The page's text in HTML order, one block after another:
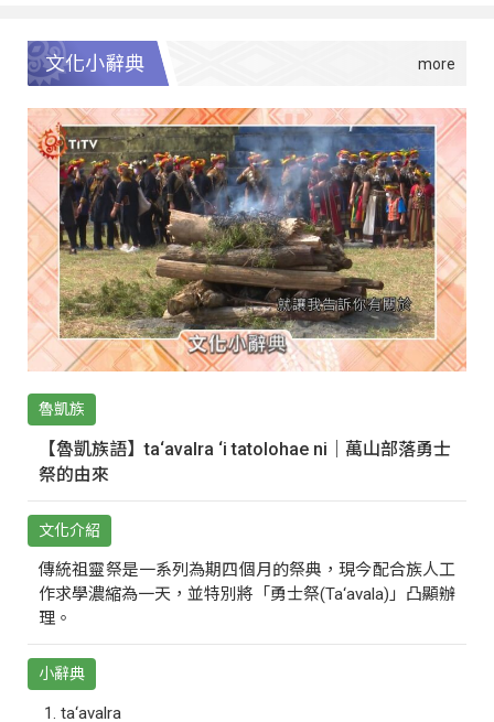
文化小辭典
魯凱族
【魯凱族語】ta‘avalra ‘i tatolohae ni｜萬山部落勇士
祭的由來
文化介紹
傳統祖靈祭是一系列為期四個月的祭典，現今配合族人工
作求學濃縮為一天，並特別將「勇士祭(Ta‘avala)」凸顯辦
理。
小辭典
ta‘avalra